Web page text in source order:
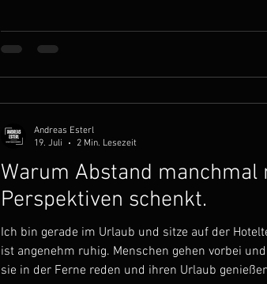
Artikel erscheint, auch bereits mein letzter
Italien und in der Nacht trete ich mit meiner
Warum Abstand manchmal
Perspektiven schenkt.
Ich bin gerade im Urlaub und sitze auf der
ist angenehm ruhig. Menschen gehen vorbei
sie in der Ferne reden und ihren Urlaub
Andreas Esterl
19. Juli
2 Min. Lesezeit